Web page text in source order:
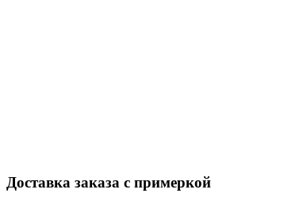
Доставка заказа с примеркой